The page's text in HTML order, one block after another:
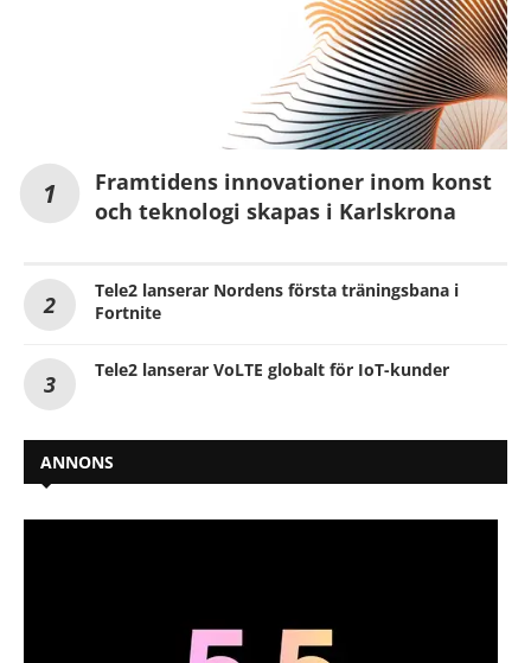
Framtidens innovationer inom konst
och teknologi skapas i Karlskrona
Tele2 lanserar Nordens första träningsbana i
Fortnite
Tele2 lanserar VoLTE globalt för IoT-kunder
ANNONS